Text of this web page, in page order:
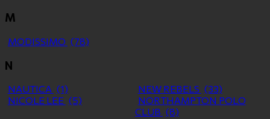
M
MODISSIMO (78)
N
NAUTICA (1) NEW REBELS (33)
NICOLE LEE (5)
NORTHAMPTON POLO
CLUB (8)